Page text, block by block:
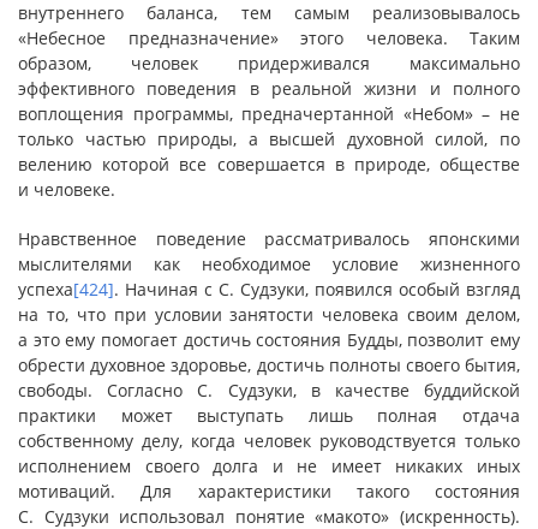
внутреннего баланса, тем самым реализовывалось
«Небесное предназначение» этого человека. Таким
образом, человек придерживался максимально
эффективного поведения в реальной жизни и полного
воплощения программы, предначертанной «Небом» – не
только частью природы, а высшей духовной силой, по
велению которой все совершается в природе, обществе
и человеке.
Нравственное поведение рассматривалось японскими
мыслителями как необходимое условие жизненного
успеха[424]. Начиная с С. Судзуки, появился особый взгляд
на то, что при условии занятости человека своим делом,
а это ему помогает достичь состояния Будды, позволит ему
обрести духовное здоровье, достичь полноты своего бытия,
свободы. Согласно С. Судзуки, в качестве буддийской
практики может выступать лишь полная отдача
собственному делу, когда человек руководствуется только
исполнением своего долга и не имеет никаких иных
мотиваций. Для характеристики такого состояния
С. Судзуки использовал понятие «макото» (искренность).